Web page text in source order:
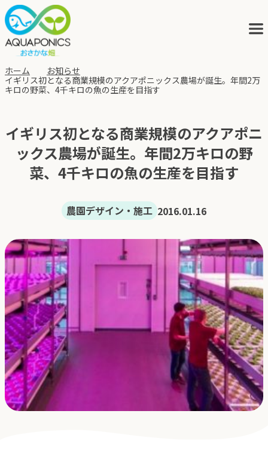
アクアポニックスとは
サービス
ブログ
アクポニの歩み
採用
よくある質問
プライバシーポリシー
ホーム
お知らせ
イギリス初となる商業規模のアクアポニックス農場が誕生。年間2万
キロの野菜、4千キロの魚の生産を目指す
イギリス初となる商業規模のアクアポニ
ックス農場が誕生。年間2万キロの野
菜、4千キロの魚の生産を目指す
農園デザイン・施工 2016.01.16